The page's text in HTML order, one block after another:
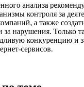
анализа
контроля за
а также
нарушения. Только
конкуренцию и
сервисов.